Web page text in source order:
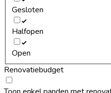
Gesloten
Halfopen
Open
Renovatiebudget